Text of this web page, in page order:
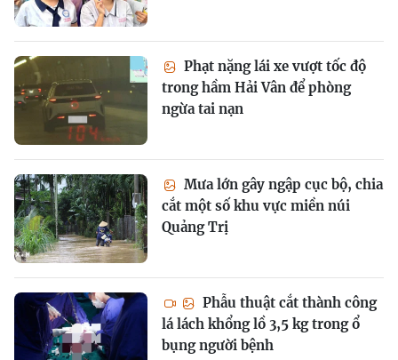
Phạt nặng lái xe vượt tốc độ
trong hầm Hải Vân để phòng
ngừa tai nạn
Mưa lớn gây ngập cục bộ, chia
cắt một số khu vực miền núi
Quảng Trị
Phẫu thuật cắt thành công
lá lách khổng lồ 3,5 kg trong ổ
bụng người bệnh